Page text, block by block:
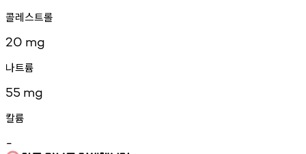
콜레스트롤
20 mg
나트륨
55 mg
칼륨
-